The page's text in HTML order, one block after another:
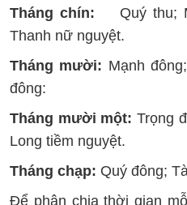
Tháng chín:
Quý thu;
Thanh nữ nguyệt.
Tháng mười: Mạnh
đông:
Tháng mười một: Trọng
Long tiềm nguyệt.
Tháng chạp: Quý đông;
Để phân chia thời gian